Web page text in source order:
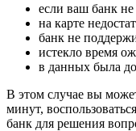
если ваш банк
на карте
банк не
истекло время
в данных была
В этом случае вы
минут,
банк для решения